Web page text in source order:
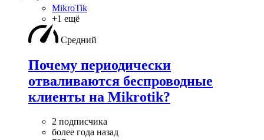
MikroTik
+1 ещё
Средний
Почему периодически
отваливаются беспроводные
клиенты на Mikrotik?
2 подписчика
более года назад